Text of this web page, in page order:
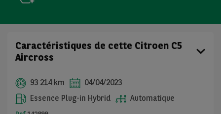
Caractéristiques de cette Citroen C5
Aircross
93 214 km
04/04/2023
Essence Plug-in Hybrid
Automatique